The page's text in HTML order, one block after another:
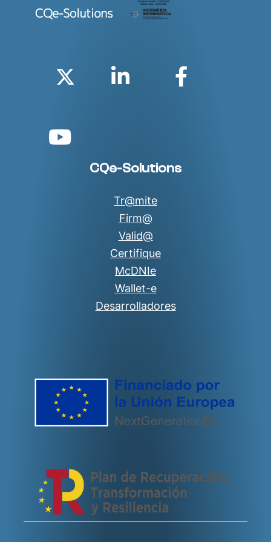
TwitterLinkedin
YouTube
CQe-Solutions
Tr@mite
Firm@
Valid@
Certifique
McDNIe
Wallet-e
Desarrolladores